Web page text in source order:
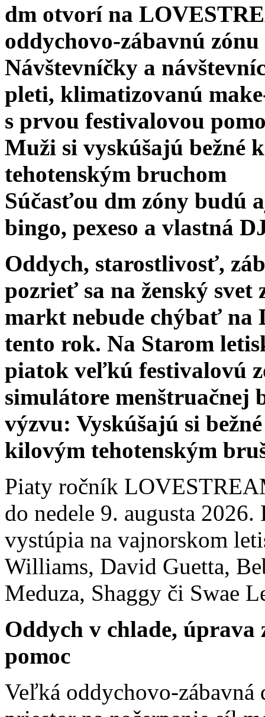
dm otvorí na
oddychovo-zábavnú zónu
Návštevníčky a
pleti, klimatizovanú
s prvou festivalovou
Muži si vyskúšajú bežné
tehotenským bruchom
Súčasťou dm zóny budú
bingo, pexeso a vlastná
Oddych, starostlivosť,
pozrieť sa na ženský
markt nebude chýbať na
tento rok. Na Starom
piatok veľkú festivalovú
simulátore menštruačnej
výzvu: Vyskúšajú si
kilovým tehotenským
Piaty ročník
do nedele 9. augusta
vystúpia na vajnorskom
Williams, David Guetta,
Meduza, Shaggy či Swae
Oddych v chlade,
pomoc
Veľká oddychovo-zábavná